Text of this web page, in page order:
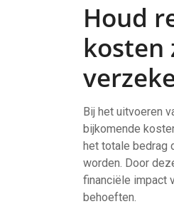
Houd
kosten
Bij het uitvoeren
bijkomende
het totale bedrag
worden. Door
financiële impact
behoeften.